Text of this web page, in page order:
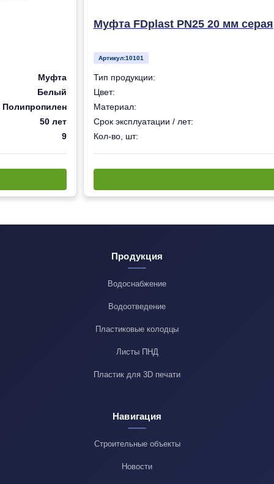
Муфта
Белый
Полипропилен
50 лет
9
Муфта FDplast PN25 20 мм серая
Артикул:10101
Тип продукции:
Цвет:
Материал:
Срок эксплуатации / лет:
Кол-во, шт:
Продукция
Водоснабжение
Водоотведение
Пластиковые колодцы
Листы ПНД
Пластик для 3D печати
Навигация
Строительные объекты
Новости